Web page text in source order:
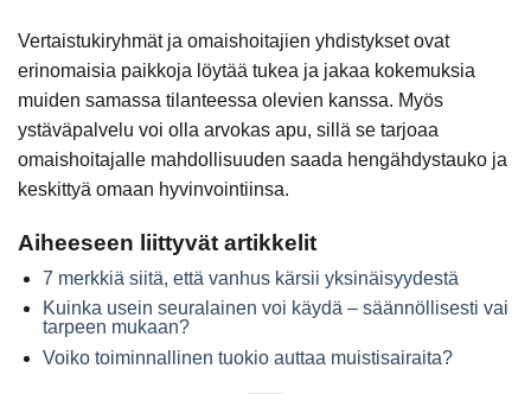
Vertaistukiryhmät ja omaishoitajien yhdistykset ovat
erinomaisia paikkoja löytää tukea ja jakaa kokemuksia
muiden samassa tilanteessa olevien kanssa. Myös
ystäväpalvelu voi olla arvokas apu, sillä se tarjoaa
omaishoitajalle mahdollisuuden saada hengähdystauko ja
keskittyä omaan hyvinvointiinsa.
Aiheeseen liittyvät artikkelit
7 merkkiä siitä, että vanhus kärsii yksinäisyydestä
Kuinka usein seuralainen voi käydä – säännöllisesti vai
tarpeen mukaan?
Voiko toiminnallinen tuokio auttaa muistisairaita?